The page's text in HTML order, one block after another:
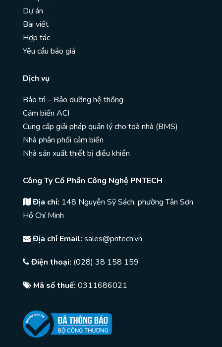
Dự án
Bài viết
Hợp tác
Yêu cầu báo giá
Dịch vụ
Bảo trì – Bảo dưỡng hệ thống
Cảm biến ACI
Cung cấp giải pháp quản lý cho toà nhà (BMS)
Nhà phân phối cảm biến
Nhà sản xuất thiết bị điều khiển
Công Ty Cổ Phần Công Nghệ PNTECH
Địa chỉ: 148 Nguyễn Sỹ Sách, phường Tân Sơn,
Hồ Chí Minh
Địa chỉ Email: sales@pntech.vn
Điện thoại: (028) 38 158 159
Mã số thuế: 0311686021